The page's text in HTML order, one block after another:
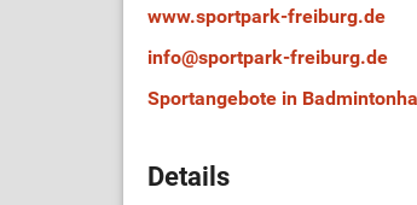
www.sportpark-freiburg.de
info@sportpark-freiburg.de
Sportangebote in
Details